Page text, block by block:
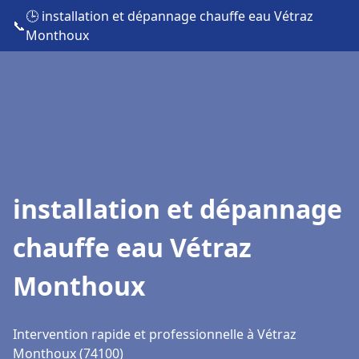
📞
🕒 installation et dépannage chauffe eau Vétraz
Monthoux
installation et dépannage
chauffe eau Vétraz
Monthoux
Intervention rapide et professionnelle à Vétraz
Monthoux (74100)